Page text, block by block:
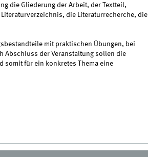
die Gliederung der Arbeit, der Textteil,
die Literaturrecherche, die
mit praktischen Übungen, bei
Abschluss der Veranstaltung sollen die
somit für ein konkretes Thema eine